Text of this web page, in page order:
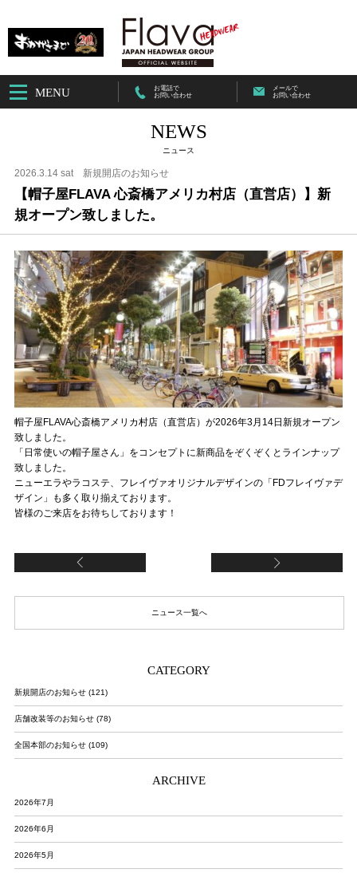
MENU
お電話で
お問い合わせ
メールで
お問い合わせ
NEWS
ニュース
2026.3.14 sat 新規開店のお知らせ
【帽子屋FLAVA 心斎橋アメリカ村店（直営店）】新
規オープン致しました。
帽子屋FLAVA心斎橋アメリカ村店（直営店）が2026年3月14日新規オープン
致しました。
「日常使いの帽子屋さん」をコンセプトに新商品をぞくぞくとラインナップ
致しました。
ニューエラやラコステ、フレイヴァオリジナルデザインの「FDフレイヴァデ
ザイン」も多く取り揃えております。
皆様のご来店をお待ちしております！
WBC2026東京プールに帽子屋Flavaグループが
ニュース一覧へ
CATEGORY
新規開店のお知らせ (121)
店舗改装等のお知らせ (78)
全国本部のお知らせ (109)
ARCHIVE
2026年7月
2026年6月
2026年5月